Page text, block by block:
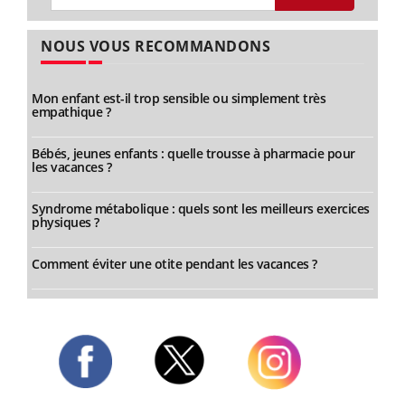
NOUS VOUS RECOMMANDONS
Mon enfant est-il trop sensible ou simplement très
empathique ?
Bébés, jeunes enfants : quelle trousse à pharmacie pour
les vacances ?
Syndrome métabolique : quels sont les meilleurs exercices
physiques ?
Comment éviter une otite pendant les vacances ?